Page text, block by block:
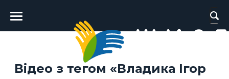
Головне
меню
Відео з тегом «Владика Ігор